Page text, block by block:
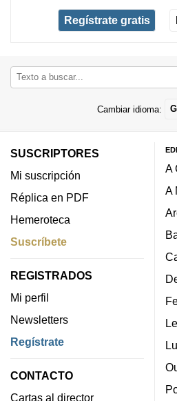
Regístrate gratis
Cambiar idioma:
SUSCRIPTORES
Mi suscripción
Réplica en PDF
Hemeroteca
Suscríbete
REGISTRADOS
Mi perfil
Newsletters
Regístrate
CONTACTO
Cartas al director
A
A